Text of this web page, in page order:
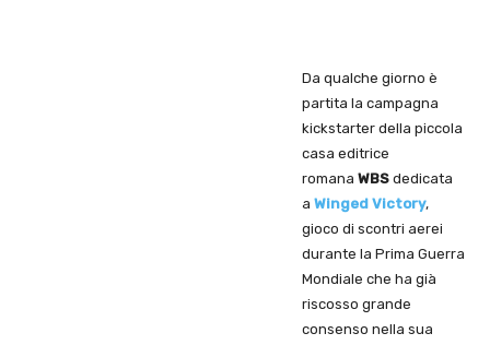
Da qualche giorno è
partita la campagna
kickstarter della piccola
casa editrice
romana WBS dedicata
a Winged Victory,
gioco di scontri aerei
durante la Prima Guerra
Mondiale che ha già
riscosso grande
consenso nella sua